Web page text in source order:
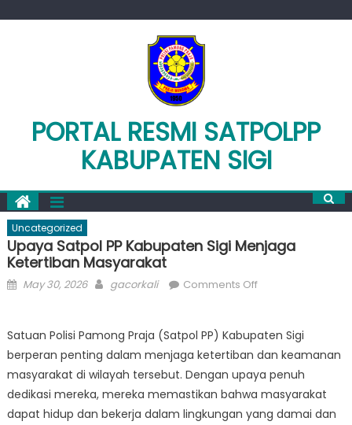
PORTAL RESMI SATPOLPP
KABUPATEN SIGI
Uncategorized
Upaya Satpol PP Kabupaten Sigi Menjaga
Ketertiban Masyarakat
Posted
May 30, 2026 Author
gacorkali Comments Offon
PP
Kabupaten
Sigi
Menjaga
Ketertiban
Satuan Polisi Pamong Praja (Satpol PP) Kabupaten Sigi
berperan penting dalam menjaga ketertiban dan keamanan
masyarakat di wilayah tersebut. Dengan upaya penuh
dedikasi mereka, mereka memastikan bahwa masyarakat
dapat hidup dan bekerja dalam lingkungan yang damai dan